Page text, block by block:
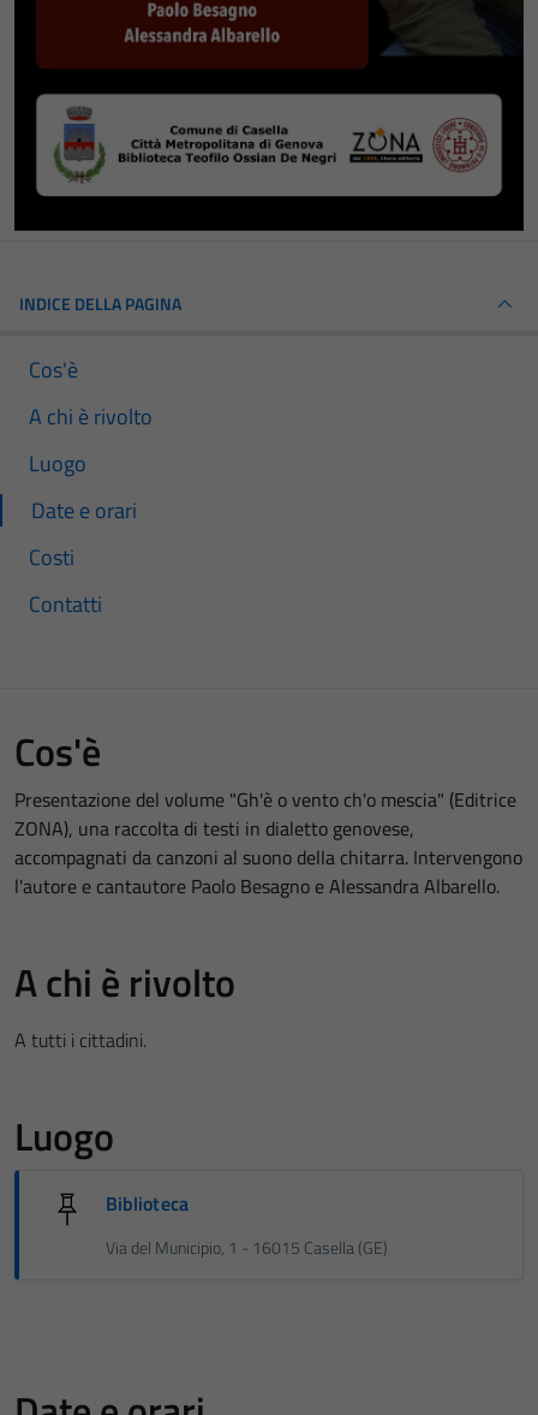
INDICE DELLA PAGINA
Cos'è
A chi è rivolto
Luogo
Date e orari
Costi
Contatti
Cos'è
Presentazione del volume "Gh'è o vento ch'o mescia" (Editrice
ZONA), una raccolta di testi in dialetto genovese,
accompagnati da canzoni al suono della chitarra. Intervengono
l'autore e cantautore Paolo Besagno e Alessandra Albarello.
A chi è rivolto
A tutti i cittadini.
Luogo
Biblioteca
Via del Municipio, 1 - 16015 Casella (GE)